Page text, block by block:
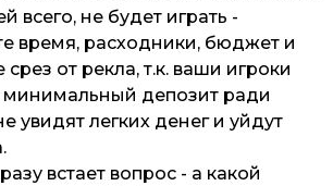
всего, не будет играть -
время, расходники, бюджет и
срез от рекла, т.к. ваши игроки
минимальный депозит ради
увидят легких денег и уйдут
встает вопрос - а какой